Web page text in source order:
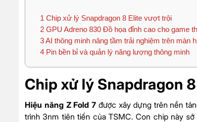
1 Chip xử lý Snapdragon 8 Elite vượt trội
2 GPU Adreno 830 Đồ họa đỉnh cao cho game
3AI thông minh nâng tầm trải nghiệm trên màn
4 Pin bền bỉ và quản lý năng lượng thông minh
Chip xử lý Snapdragon
Hiệu năng Z Fold 7 được xây dựng trên nền
trình 3nm tiên tiến của TSMC. Con chip này